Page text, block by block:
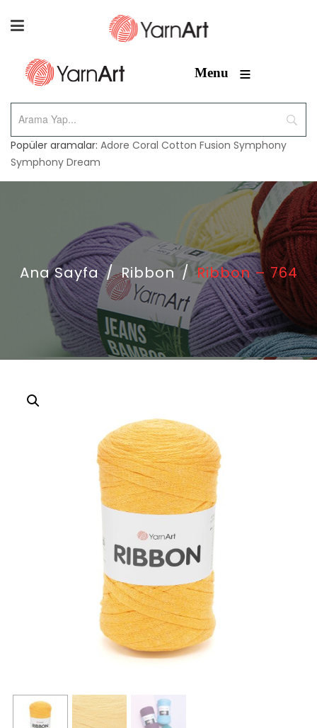
Menu ≡
Popüler aramalar: Adore Coral Cotton Fusion Symphony
Symphony Dream
Ana Sayfa / Ribbon / Ribbon – 764